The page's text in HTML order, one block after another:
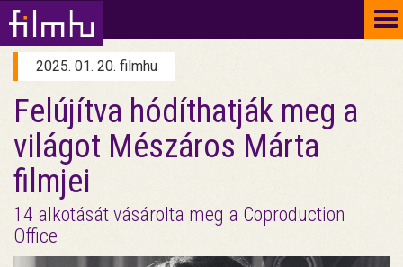
2025. 01. 20. filmhu
Felújítva hódíthatják meg a
világot Mészáros Márta
filmjei
14 alkotását vásárolta meg a Coproduction
Office